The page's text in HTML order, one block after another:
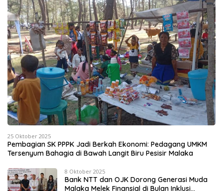
25 Oktober 2025
Pembagian SK PPPK Jadi Berkah Ekonomi: Pedagang UMKM
Tersenyum Bahagia di Bawah Langit Biru Pesisir Malaka
8 Oktober 2025
Bank NTT dan OJK Dorong Generasi Muda
Malaka Melek Finansial di Bulan Inklusi